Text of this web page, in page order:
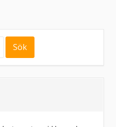
nya